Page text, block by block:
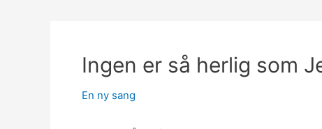
Ingen er så herlig som
En ny sang